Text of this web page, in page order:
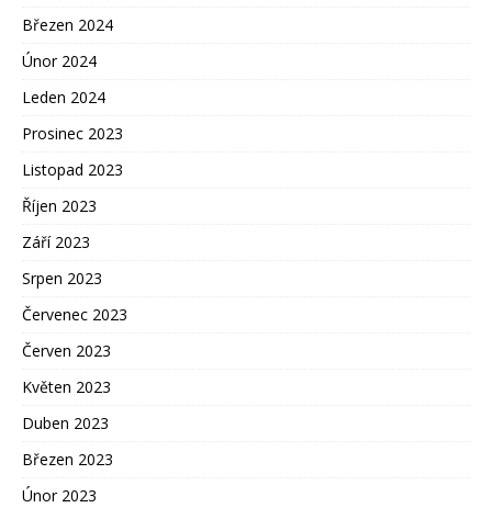
Březen 2024
Únor 2024
Leden 2024
Prosinec 2023
Listopad 2023
Říjen 2023
Září 2023
Srpen 2023
Červenec 2023
Červen 2023
Květen 2023
Duben 2023
Březen 2023
Únor 2023